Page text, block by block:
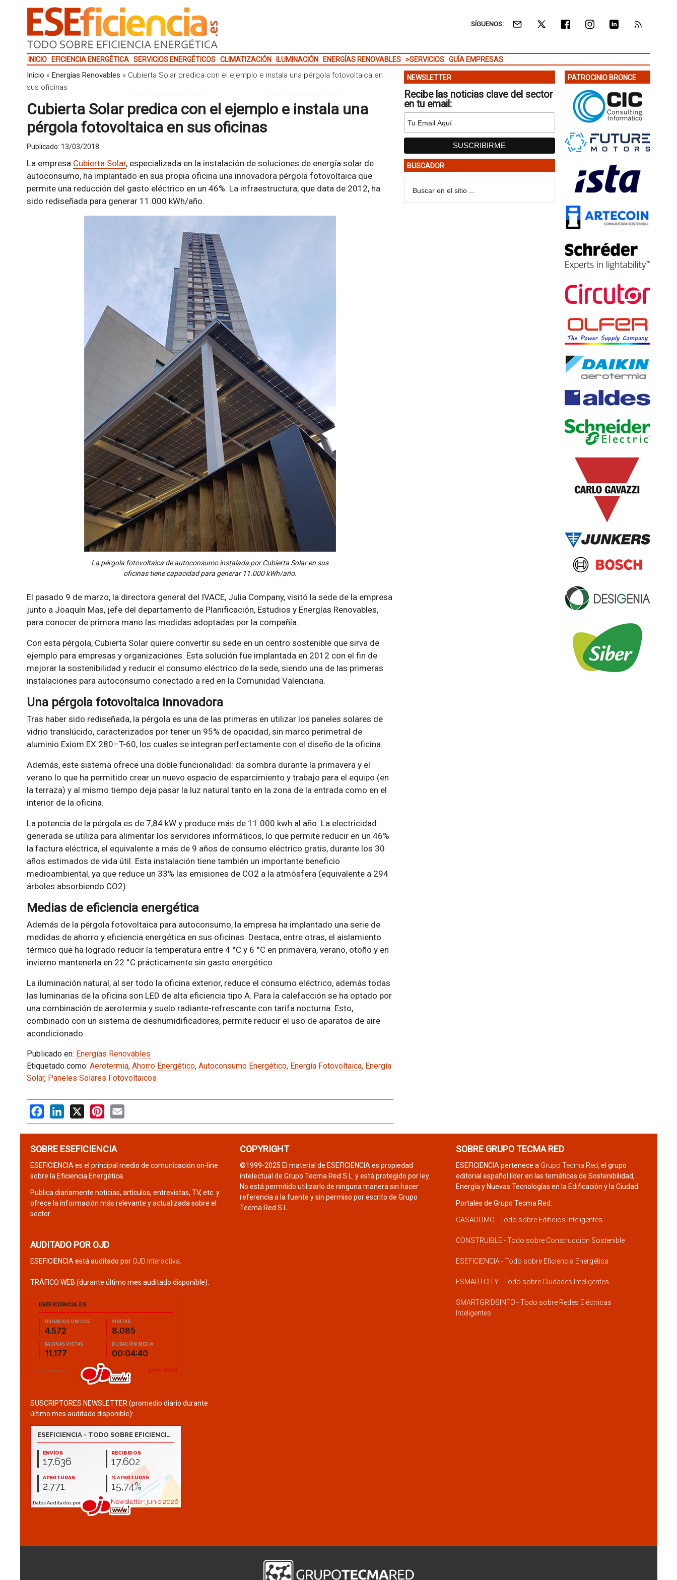
SÍGUENOS:
INICIO EFICIENCIA ENERGÉTICA SERVICIOS ENERGÉTICOS CLIMATIZACIÓN ILUMINACIÓN ENERGÍAS RENOVABLES >SERVICIOS GUÍA EMPRESAS
Inicio » Energías Renovables » Cubierta Solar predica con el ejemplo e instala una pérgola fotovoltaica en
sus oficinas
Cubierta Solar predica con el ejemplo e instala una
pérgola fotovoltaica en sus oficinas
Publicado: 13/03/2018
La empresa Cubierta Solar, especializada en la instalación de soluciones de energía solar de
autoconsumo, ha implantado en sus propia oficina una innovadora pérgola fotovoltaica que
permite una reducción del gasto eléctrico en un 46%. La infraestructura, que data de 2012, ha
sido rediseñada para generar 11.000 kWh/año.
La pérgola fotovoltaica de autoconsumo instalada por Cubierta Solar en sus
oficinas tiene capacidad para generar 11.000 kWh/año.
El pasado 9 de marzo, la directora general del IVACE, Julia Company, visitó la sede de la empresa
junto a Joaquín Mas, jefe del departamento de Planificación, Estudios y Energías Renovables,
para conocer de primera mano las medidas adoptadas por la compañía.
Con esta pérgola, Cubierta Solar quiere convertir su sede en un centro sostenible que sirva de
ejemplo para empresas y organizaciones. Esta solución fue implantada en 2012 con el fin de
mejorar la sostenibilidad y reducir el consumo eléctrico de la sede, siendo una de las primeras
instalaciones para autoconsumo conectado a red en la Comunidad Valenciana.
Una pérgola fotovoltaica innovadora
Tras haber sido rediseñada, la pérgola es una de las primeras en utilizar los paneles solares de
vidrio translúcido, caracterizados por tener un 95% de opacidad, sin marco perimetral de
aluminio Exiom EX 280–T-60, los cuales se integran perfectamente con el diseño de la oficina.
Además, este sistema ofrece una doble funcionalidad: da sombra durante la primavera y el
verano lo que ha permitido crear un nuevo espacio de esparcimiento y trabajo para el equipo (en
la terraza) y al mismo tiempo deja pasar la luz natural tanto en la zona de la entrada como en el
interior de la oficina.
La potencia de la pérgola es de 7,84 kW y produce más de 11.000 kwh al año. La electricidad
generada se utiliza para alimentar los servidores informáticos, lo que permite reducir en un 46%
la factura eléctrica, el equivalente a más de 9 años de consumo eléctrico gratis, durante los 30
años estimados de vida útil. Esta instalación tiene también un importante beneficio
medioambiental, ya que reduce un 33% las emisiones de CO2 a la atmósfera (equivalente a 294
árboles absorbiendo CO2).
Medias de eficiencia energética
Además de la pérgola fotovoltaica para autoconsumo, la empresa ha implantado una serie de
medidas de ahorro y eficiencia energética en sus oficinas. Destaca, entre otras, el aislamiento
térmico que ha logrado reducir la temperatura entre 4 °C y 6 °C en primavera, verano, otoño y en
invierno mantenerla en 22 °C prácticamente sin gasto energético.
La iluminación natural, al ser todo la oficina exterior, reduce el consumo eléctrico, además todas
las luminarias de la oficina son LED de alta eficiencia tipo A. Para la calefacción se ha optado por
una combinación de aerotermia y suelo radiante-refrescante con tarifa nocturna. Esto,
combinado con un sistema de deshumidificadores, permite reducir el uso de aparatos de aire
acondicionado.
Publicado en: Energías Renovables
Etiquetado como: Aerotermia, Ahorro Energético, Autoconsumo Energético, Energía Fotovoltaica, Energía
Solar, Paneles Solares Fotovoltaicos
FacebookLinkedIn
X PinterestEmail
NEWSLETTER
Recibe las noticias clave del sector
en tu email:
BUSCADOR
PATROCINIO BRONCE
SOBRE ESEFICIENCIA
ESEFICIENCIA es el principal medio de comunicación on-line
sobre la Eficiencia Energética.
Publica diariamente noticias, artículos, entrevistas, TV, etc. y
ofrece la información más relevante y actualizada sobre el
sector.
AUDITADO POR OJD
ESEFICIENCIA está auditado por OJD Interactiva
TRÁFICO WEB (durante último mes auditado disponible):
SUSCRIPTORES NEWSLETTER (promedio diario durante
último mes auditado disponible):
COPYRIGHT
©1999-2025 El material de ESEFICIENCIA es propiedad
intelectual de Grupo Tecma Red S.L. y está protegido por ley.
No está permitido utilizarlo de ninguna manera sin hacer
referencia a la fuente y sin permiso por escrito de Grupo
Tecma Red S.L.
SOBRE GRUPO TECMA RED
ESEFICIENCIA pertenece a Grupo Tecma Red, el grupo
editorial español líder en las temáticas de Sostenibilidad,
Energía y Nuevas Tecnologías en la Edificación y la Ciudad.
Portales de Grupo Tecma Red:
CASADOMO - Todo sobre Edificios Inteligentes
CONSTRUIBLE - Todo sobre Construcción Sostenible
ESEFICIENCIA - Todo sobre Eficiencia Energética
ESMARTCITY - Todo sobre Ciudades Inteligentes
SMARTGRIDSINFO - Todo sobre Redes Eléctricas
Inteligentes